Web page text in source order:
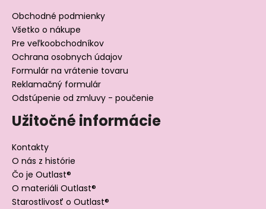
Obchodné podmienky
Všetko o nákupe
Pre veľkoobchodníkov
Ochrana osobnych údajov
Formulár na vrátenie tovaru
Reklamačný formulár
Odstúpenie od zmluvy - poučenie
Užitočné informácie
Kontakty
O nás z histórie
Čo je Outlast®
O materiáli Outlast®
Starostlivosť o Outlast®